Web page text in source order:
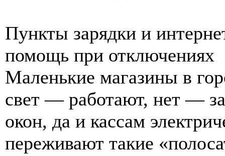
Пункты зарядки и
помощь при отключениях
Маленькие магазины в
свет — работают, нет —
окон, да и кассам
переживают такие